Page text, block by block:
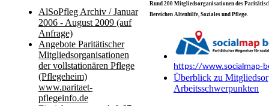
AlSoPfleg Archiv / Januar
2006 - August 2009 (auf
Anfrage)
Angebote Paritätischer
Mitgliedsorganisationen
der vollstationären Pflege
(Pflegeheim)
www.paritaet-
pflegeinfo.de
Rund 200 Mitgliedsorganisationen des
Bereichen Altenhilfe, Soziales und Pflege.
https://www.socialmap-
Überblick zu
Arbeitsschwerpunkten